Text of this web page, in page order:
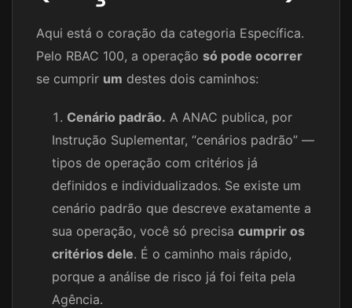
Aqui está o coração da categoria Específica.
Pelo RBAC 100, a operação só pode ocorrer
se cumprir um destes dois caminhos:
Cenário padrão. A ANAC publica, por
Instrução Suplementar, “cenários padrão” —
tipos de operação com critérios já
definidos e individualizados. Se existe um
cenário padrão que descreve exatamente a
sua operação, você só precisa cumprir os
critérios dele. É o caminho mais rápido,
porque a análise de risco já foi feita pela
Agência.